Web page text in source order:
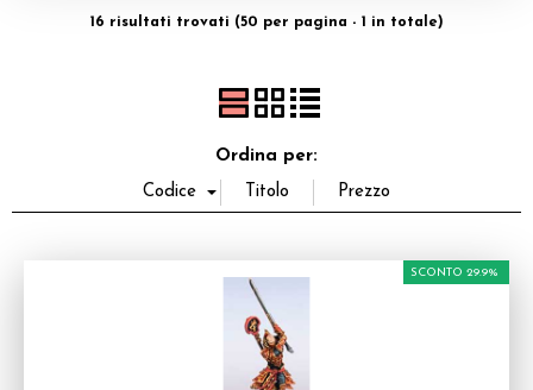
Accessori16 risultati trovati (50 per pagina - 1 in totale)
Ordina per:
SCONTO 29.9%